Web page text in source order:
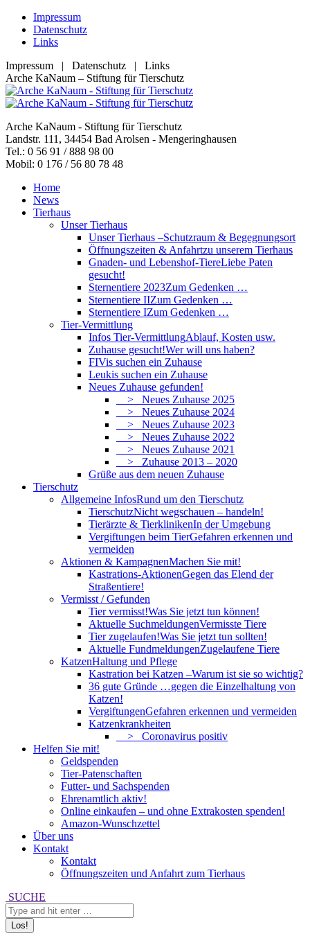
Zum
Inhalt
springen
Impressum
Datenschutz
Links
Impressum | Datenschutz | Links
Facebook
page
opens
new
window
YouTube
page
opens
new
window
RSS
page
opens
new
window
E-
Mail
page
in
new
window
Arche KaNaum – Stiftung für Tierschutz
Arche KaNaum - Stiftung für Tierschutz
Landstr. 111, 34454 Bad Arolsen - Mengeringhausen
Tel.: 0 56 91 / 888 98 00
Mobil: 0 176 / 56 80 78 48
Home
News
Tierhaus
Unser Tierhaus
Unser Tierhaus –Schutzraum & Begegnungsort
Öffnungszeiten & Anfahrtzu unserem Tierhaus
Gnaden- und Lebenshof-TiereLiebe Paten
gesucht!
Sternentiere 2023Zum Gedenken …
Sternentiere IIZum Gedenken …
Sternentiere IZum Gedenken …
Tier-Vermittlung
Infos Tier-VermittlungAblauf, Kosten usw.
Zuhause gesucht!Wer will uns haben?
FIVis suchen ein Zuhause
Leukis suchen ein Zuhause
Neues Zuhause gefunden!
> Neues Zuhause 2025
> Neues Zuhause 2024
> Neues Zuhause 2023
> Neues Zuhause 2022
> Neues Zuhause 2021
> Zuhause 2013 – 2020
Grüße aus dem neuen Zuhause
Tierschutz
Allgemeine InfosRund um den Tierschutz
TierschutzNicht wegschauen – handeln!
Tierärzte & TierklinikenIn der Umgebung
Vergiftungen beim TierGefahren erkennen und
vermeiden
Aktionen & KampagnenMachen Sie mit!
Kastrations-AktionenGegen das Elend der
Straßentiere!
Vermisst / Gefunden
Tier vermisst!Was Sie jetzt tun können!
Aktuelle SuchmeldungenVermisste Tiere
Tier zugelaufen!Was Sie jetzt tun sollten!
Aktuelle FundmeldungenZugelaufene Tiere
KatzenHaltung und Pflege
Kastration bei Katzen –Warum ist sie so wichtig?
36 gute Gründe …gegen die Einzelhaltung von
Katzen!
VergiftungenGefahren erkennen und vermeiden
Katzenkrankheiten
> Coronavirus positiv
Helfen Sie mit!
Geldspenden
Tier-Patenschaften
Futter- und Sachspenden
Ehrenamtlich aktiv!
Online einkaufen – und ohne Extrakosten spenden!
Amazon-Wunschzettel
Über uns
Kontakt
Kontakt
Öffnungszeiten und Anfahrt zum Tierhaus
Search:
SUCHE